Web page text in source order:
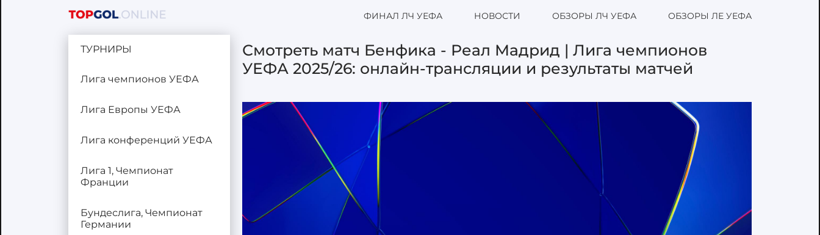
ФИНАЛ ЛЧ УЕФА НОВОСТИ ОБЗОРЫ ЛЧ УЕФА ОБЗОРЫ ЛЕ УЕФА
ТУРНИРЫ
Лига чемпионов УЕФА
Лига Европы УЕФА
Лига конференций УЕФА
Лига 1, Чемпионат
Франции
Бундеслига, Чемпионат
Германии
Смотреть матч Бенфика - Реал Мадрид | Лига чемпионов
УЕФА 2025/26: онлайн-трансляции и результаты матчей